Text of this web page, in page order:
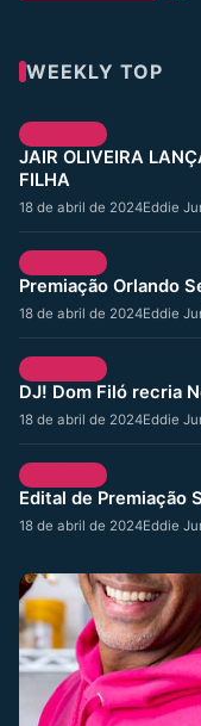
WEEKLY TOP
JAIR OLIVEIRA
FILHA
18 de abril de 2024Eddie
Premiação Orlando
18 de abril de 2024Eddie
DJ! Dom Filó recria
18 de abril de 2024Eddie
Edital de Premiação
18 de abril de 2024Eddie